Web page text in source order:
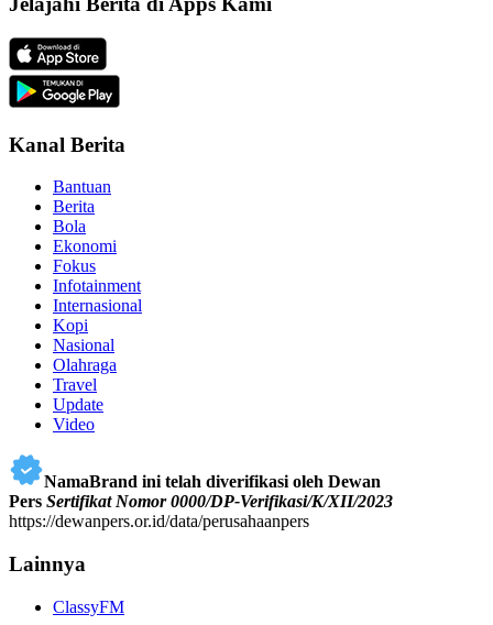
Kanal Berita
Bantuan
Berita
Bola
Ekonomi
Fokus
Infotainment
Internasional
Kopi
Nasional
Olahraga
Travel
Update
Video
NamaBrand ini telah diverifikasi oleh Dewan
Pers Sertifikat Nomor 0000/DP-Verifikasi/K/XII/2023
https://dewanpers.or.id/data/perusahaanpers
Lainnya
ClassyFM